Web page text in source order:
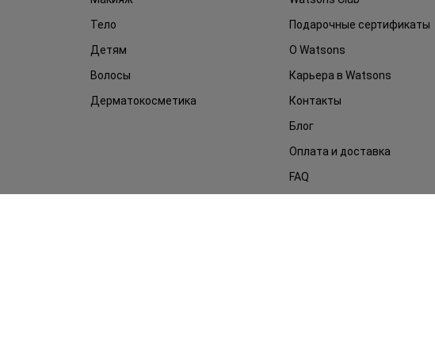
Тело
Детям
Волосы
Дерматокосметика
Подарочные сертификаты
О Watsons
Карьера в Watsons
Контакты
Блог
Оплата и доставка
FAQ